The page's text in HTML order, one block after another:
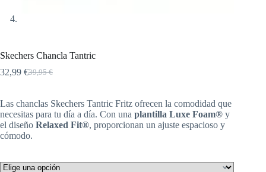
Skechers Chancla Tantric
39,95€
El
original
era:
39,95 €.
32,99 €El
actual
es:
32,99 €.
Las chanclas Skechers Tantric Fritz ofrecen la comodidad que
necesitas para tu día a día. Con una plantilla Luxe Foam® y
el diseño Relaxed Fit®, proporcionan un ajuste espacioso y
cómodo.